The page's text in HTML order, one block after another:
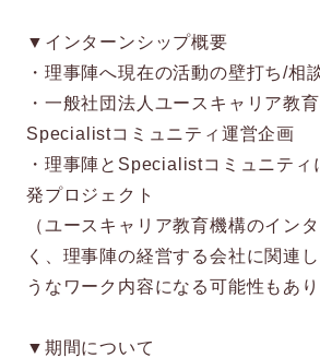
▼インターンシップ概要
・理事陣へ現在の活動の壁打ち/相
・一般社団法人ユースキャリア教
Specialistコミュニティ運営企画
・理事陣とSpecialistコミュニティ
発プロジェクト
（ユースキャリア教育機構のイン
く、理事陣の経営する会社に関連
うなワーク内容になる可能性もあり
▼期間について